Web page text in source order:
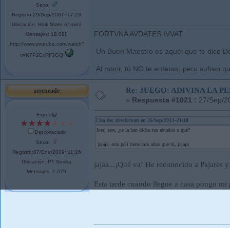
Sexo:
Registro:29/Sep/2007~17:23
Ubicación: Haiti State of mind
Mensajes: 18.088
http://www.youtube.com/watch?
v=N7P2ExRF3GQ
FORTVNA AVDATES IVVAT
Un Buen Maestro es aquél que te dice
Al morir, tú NO te enteras, pero sufren
sereneade
Expert@
Desconectado
Sexo:
Registro:07/Ene/2009~11:26
Ubicación: PT Sevilla
Mensajes: 2.079
Re: JUEGO: ADIVINA LA
« Respuesta #1021 : 27/Sep/
Cita de: davifernan en 26/Sep/2013~21:18
Joer, sere, ¿te la han dicho tus abuelos o qué?
jajaja, esta peli tiene más años que tú, jajaja.
jajaa...¡Qué va! He reconocido a Pajares
Esta tarde cuando llegue a casa pongo